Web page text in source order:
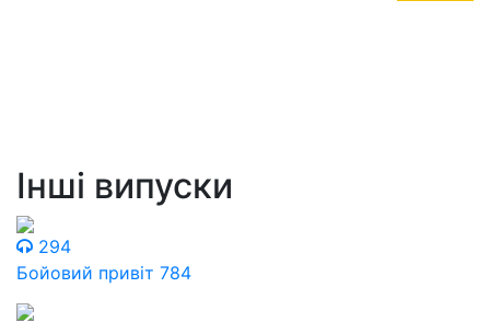
Інші випуски
294
Бойовий привіт 784